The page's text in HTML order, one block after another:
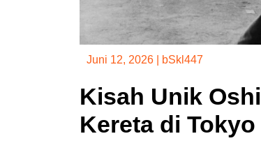
Juni 12, 2026 bSkl447
Kisah Unik
Kereta di Tokyo